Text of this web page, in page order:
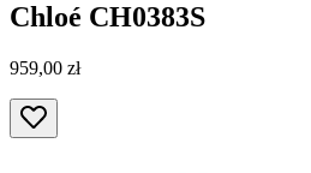
Chloé CH0383S
959,00 zł